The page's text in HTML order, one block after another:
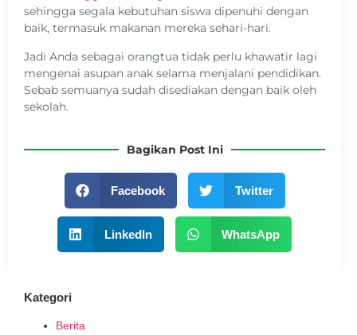
sehingga segala kebutuhan siswa dipenuhi dengan
baik, termasuk makanan mereka sehari-hari.
Jadi Anda sebagai orangtua tidak perlu khawatir lagi
mengenai asupan anak selama menjalani pendidikan.
Sebab semuanya sudah disediakan dengan baik oleh
sekolah.
Bagikan Post Ini
Facebook Twitter
LinkedIn WhatsApp
Kategori
Berita